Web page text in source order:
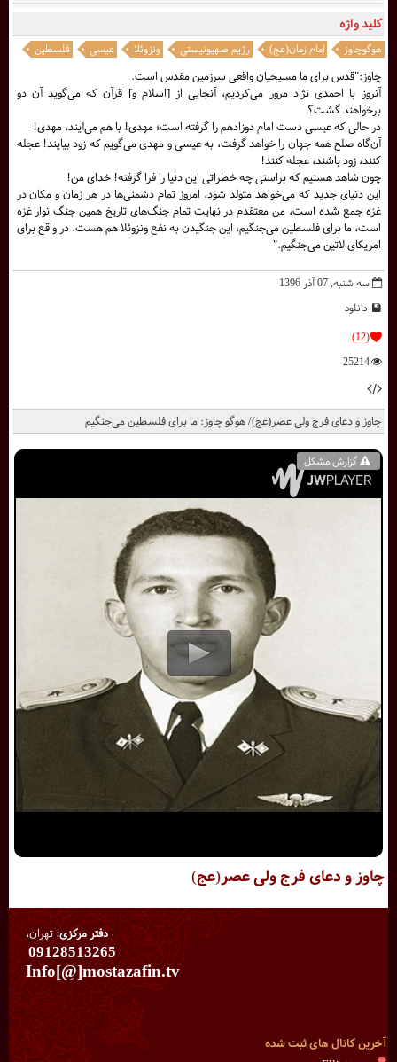
چاوز و دعای فرج ولی عصر(عج)
گزارش مشکل
چاوز و دعای فرج ولی عصر(عج)/ هوگو چاوز: ما برای فلسطین می‌جنگیم
سه شنبه, 07 آذر 1396
دانلود
(12)
25214
چاوز:"قدس برای ما مسیحیان واقعی سرزمین مقدس است.
آنروز با احمدی نژاد مرور می‌کردیم، آنجایی از [اسلام و] قرآن که می‌گوید آن دو
برخواهند گشت؟‌
در حالی که عیسی دست امام دوزادهم را گرفته است؛ مهدی! با هم می‌آیند، مهدی!
آن‌گاه صلح همه جهان را خواهد گرفت، به عیسی و مهدی می‌گویم که زود بیایند! عجله
کنند، زود باشند، عجله کنند!
چون شاهد هستيم كه براستی چه خطراتی این دنیا را فرا گرفته! خدای من!
این دنیای جدید که می‌خواهد متولد شود، امروز تمام دشمنی‌ها در هر زمان و مکان در
غزه جمع شده است، من معتقدم در نهایت تمام جنگ‌های تاریخ همین جنگ نوار غزه
است، ما برای فلسطین می‌جنگیم، این جنگیدن به نفع ونزوئلا هم هست،‌ در واقع برای
امریکای لاتین می‌جنگیم."
کلید واژه
هوگوچاوز امام زمان(عج) رژیم صهیونیستی ونزوئلا عیسی فلسطین
دفتر مرکزی:تهران،
09128513265
Info[@]mostazafin.tv
آخرین کانال های ثبت شده